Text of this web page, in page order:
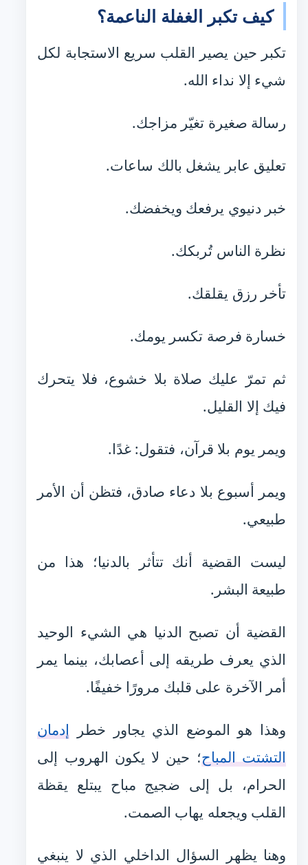
كيف تكبر الغفلة الناعمة؟
تكبر حين يصير القلب سريع الاستجابة لكل
شيء إلا نداء الله.
رسالة صغيرة تغيّر مزاجك.
تعليق عابر يشغل بالك ساعات.
خبر دنيوي يرفعك ويخفضك.
نظرة الناس تُربكك.
تأخر رزق يقلقك.
خسارة فرصة تكسر يومك.
ثم تمرّ عليك صلاة بلا خشوع، فلا يتحرك
فيك إلا القليل.
ويمر يوم بلا قرآن، فتقول: غدًا.
ويمر أسبوع بلا دعاء صادق، فتظن أن الأمر
طبيعي.
ليست القضية أنك تتأثر بالدنيا؛ هذا من
طبيعة البشر.
القضية أن تصبح الدنيا هي الشيء الوحيد
الذي يعرف طريقه إلى أعصابك، بينما يمر
أمر الآخرة على قلبك مرورًا خفيفًا.
وهذا هو الموضع الذي يجاور خطر إدمان
التشتت المباح؛ حين لا يكون الهروب إلى
الحرام، بل إلى ضجيج مباح يبتلع يقظة
القلب ويجعله يهاب الصمت.
وهنا يظهر السؤال الداخلي الذي لا ينبغي